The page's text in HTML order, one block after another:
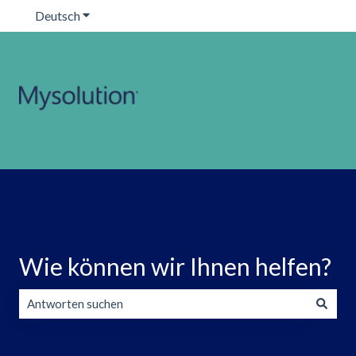
DeutschUntermenü für Übersetzungen anzeigen
Wie können wir Ihnen helfen?